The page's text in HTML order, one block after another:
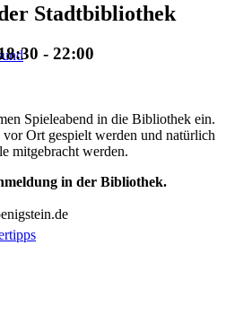
Stadtbibliothek
- 22:00
Spieleabend in die Bibliothek ein.
Ort gespielt werden und natürlich
mitgebracht werden.
in der Bibliothek.